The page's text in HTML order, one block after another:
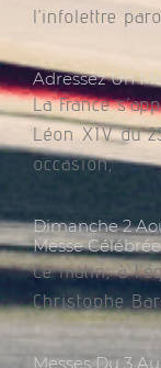
l’infolettre
Adressez Un
La France
Léon XIV du
occasion,
Dimanche 2
Messe
Ce matin, à
Christophe
Messes Du 3